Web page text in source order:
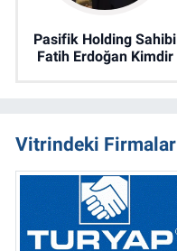
Pasifik Holding Sahibi
Fatih Erdoğan Kimdir
Vitrindeki Firmalar